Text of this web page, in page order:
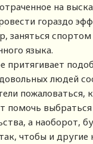
на
гораздо
заняться
языка.
притягивает
людей
пожаловаться,
помочь выбраться
а наоборот,
чтобы и другие